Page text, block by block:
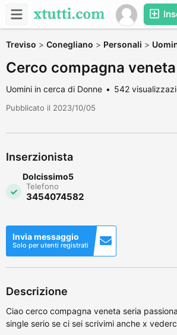
Treviso > Conegliano > Personali >
Cerco compagna veneta
Uomini in cerca di Donne 542
Pubblicato il 2023/10/05
Inserzionista
Dolcissimo5
Telefono
3454074582
Invia messaggio
Solo per utenti registrati
Descrizione
Ciao cerco compagna veneta seria
single serio se ci sei scrivimi anche x